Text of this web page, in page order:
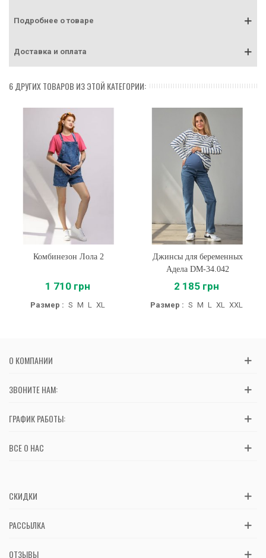
Подробнее о товаре
Доставка и оплата
6 ДРУГИХ ТОВАРОВ ИЗ ЭТОЙ КАТЕГОРИИ:
Комбинезон Лола 2
1 710 грн
Размер : S M L XL
Джинсы для беременных
Адела DM-34.042
2 185 грн
Размер : S M L XL XXL
О КОМПАНИИ
ЗВОНИТЕ НАМ:
ГРАФИК РАБОТЫ:
ВСЕ О НАС
СКИДКИ
РАССЫЛКА
ОТЗЫВЫ